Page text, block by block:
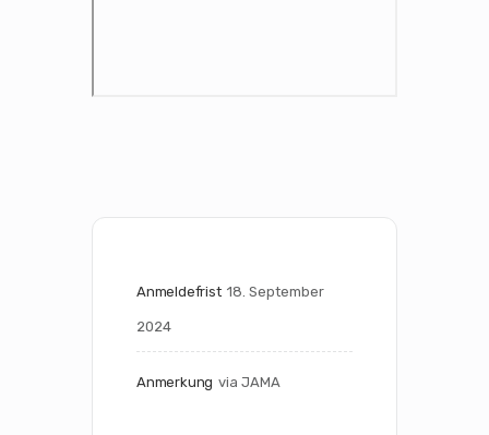
Anmeldefrist 18. September
2024
Anmerkung via JAMA